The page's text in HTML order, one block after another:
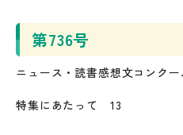
第736号
ニュース・読書感想文コンク
特集にあたって 13